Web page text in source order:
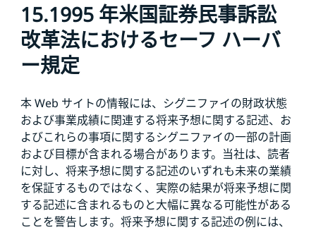
15.1995 年米国証券民事訴訟
改革法におけるセーフ ハーバ
ー規定
本 Web サイトの情報には、シグニファイの財政状態
および事業成績に関連する将来予想に関する記述、お
よびこれらの事項に関するシグニファイの一部の計画
および目標が含まれる場合があります。当社は、読者
に対し、将来予想に関する記述のいずれも未来の業績
を保証するものではなく、実際の結果が将来予想に関
する記述に含まれるものと大幅に異なる可能性がある
ことを警告します。将来予想に関する記述の例には、